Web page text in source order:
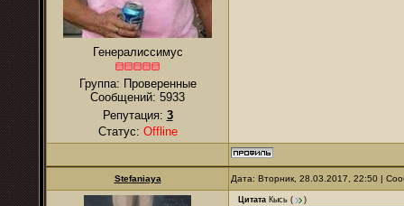
Генералиссимус
Группа: Проверенные
Сообщений: 5933
Репутация: 3
Статус: Offline
Stefaniaya Дата: Вторник, 28.03.2017, 22:50 |
Цитата Кысь (
)